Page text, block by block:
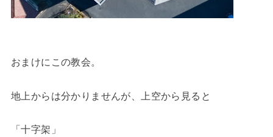
おまけにこの教会。
地上からは分かりませんが、上空から見ると
「十字架」